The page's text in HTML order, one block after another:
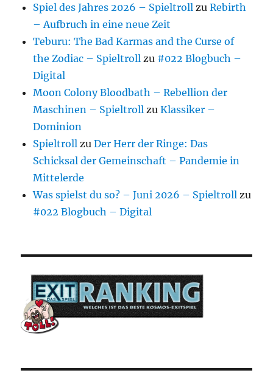
Spiel des Jahres 2026 – Spieltroll zuRebirth
– Aufbruch in eine neue Zeit
Teburu: The Bad Karmas and the Curse of
the Zodiac – Spieltroll zu #022 Blogbuch –
Digital
Moon Colony Bloodbath – Rebellion der
Maschinen – Spieltroll zuKlassiker –
Dominion
Spieltroll zuDer Herr der Ringe: Das
Schicksal der Gemeinschaft – Pandemie in
Mittelerde
Was spielst du so? – Juni 2026 – Spieltroll zu
#022 Blogbuch – Digital